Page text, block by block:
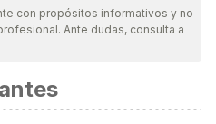
su calidad, confiabilidad,
de este artículo fue
Belsito, D. V., Hill, R. A.,
con propósitos informativos y no
Ante dudas, consulta a